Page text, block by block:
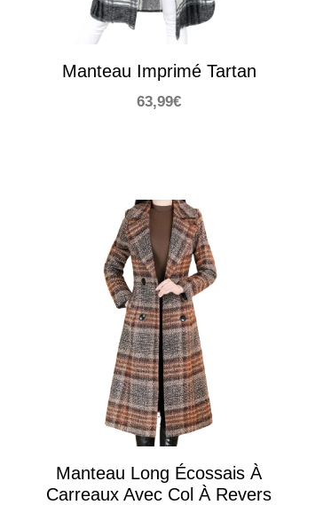
Manteau Imprimé Tartan
63,99€
Manteau Long Écossais À
Carreaux Avec Col À Revers